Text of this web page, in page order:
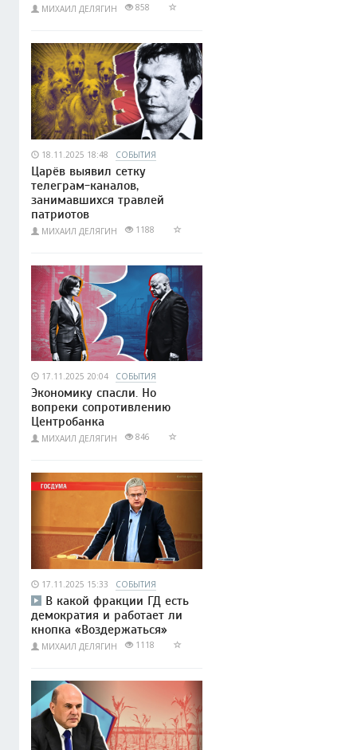
МИХАИЛ ДЕЛЯГИН 858
18.11.2025 18:48 СОБЫТИЯ
Царёв выявил сетку
телеграм-каналов,
занимавшихся травлей
патриотов
МИХАИЛ ДЕЛЯГИН 1188
17.11.2025 20:04 СОБЫТИЯ
Экономику спасли. Но
вопреки сопротивлению
Центробанка
МИХАИЛ ДЕЛЯГИН 846
17.11.2025 15:33 СОБЫТИЯ
В какой фракции ГД есть
демократия и работает ли
кнопка «Воздержаться»
МИХАИЛ ДЕЛЯГИН 1118